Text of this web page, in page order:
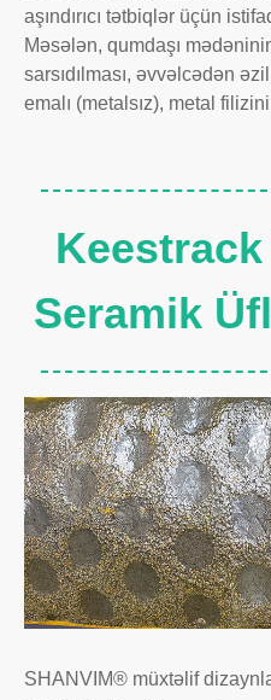
aşındırıcı tətbiqlər üçün
Məsələn, qumdaşı
sarsıdılması, əvvəlcədən
emalı (metalsız), metal
Seramik
SHANVIM® müxtəlif